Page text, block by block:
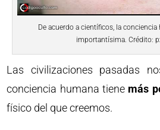
De acuerdo a científicos, la
importantísima. Crédito:
Las civilizaciones pasadas
conciencia humana tiene más
físico del que creemos.